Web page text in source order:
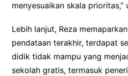
menyesuaikan skala prioritas,”
Lebih lanjut, Reza
pendataan terakhir, terdapat
didik tidak mampu yang
sekolah gratis, termasuk